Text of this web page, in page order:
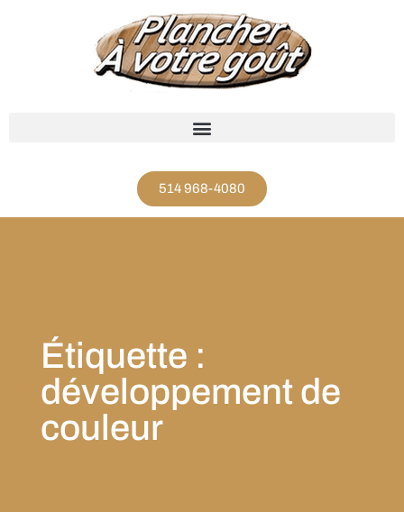
514 968-4080
Étiquette :
développement de
couleur